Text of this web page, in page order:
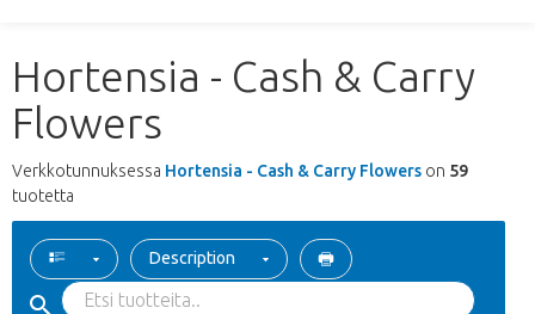
Hortensia - Cash & Carry
Flowers
Verkkotunnuksessa Hortensia - Cash & Carry Flowers on 59
tuotetta
Description